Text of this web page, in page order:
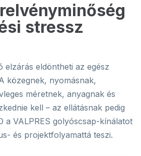
stressz
elzárás eldöntheti az egész
közegnek, nyomásnak,
méretnek, anyagnak és
kell – az ellátásnak pedig
a VALPRES golyóscsap-kínálatot
és projektfolyamattá teszi.